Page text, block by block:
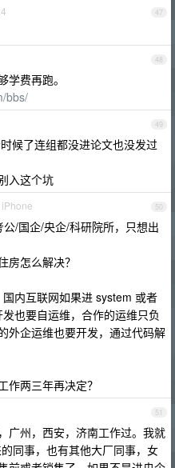
47
48
费再跑。
bbs/
49
候了连组都没进论文也没发过
入这个坑
50
/国企/央企/科研院所，只想出
房怎么解决？
内互联网如果进 system 或者
也要自运维，合作的运维只负
外企运维也要开发，通过代码解
作两三年再决定？
51
广州，西安，济南工作过。我就
同事，也有其他大厂同事，女